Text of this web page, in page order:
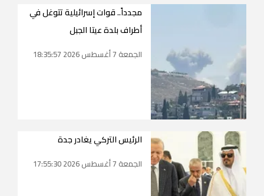
مجدداً.. قوات إسرائيلية تتوغل في
أطراف بلدة عيتا الجبل
الجمعة 7 أغسطس 2026 18:35:57
الرئيس التركي يغادر جدة
الجمعة 7 أغسطس 2026 17:55:30